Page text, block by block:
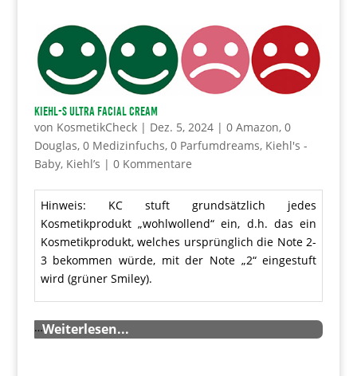
Kiehl-s Ultra Facial Cream
von KosmetikCheck| Dez. 5, 2024| 0 Amazon, 0
Douglas, 0 Medizinfuchs, 0 Parfumdreams, Kiehl's -
Baby, Kiehl’s | 0 Kommentare
Hinweis: KC stuft grundsätzlich jedes
Kosmetikprodukt „wohlwollend“ ein, d.h. das ein
Kosmetikprodukt, welches ursprünglich die Note 2-
3 bekommen würde, mit der Note „2“ eingestuft
wird (grüner Smiley).
…Weiterlesen...